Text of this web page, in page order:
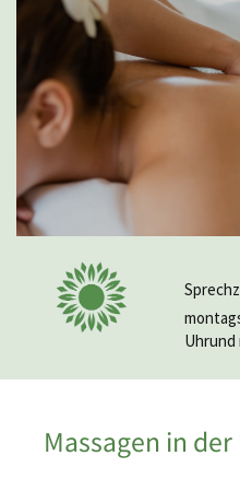
Uhrund
Massagen in